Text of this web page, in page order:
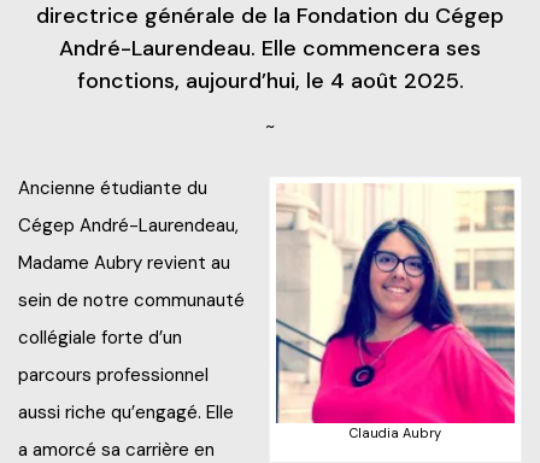
Étudiant d’un jour
Portes ouvertes 2025-2026
Futurs étudiants de l’international
À savoir en tant que parents
Services aux étudiants
Espace CISEP-CO
Perfectionnements professionnels
Francisation
Nos services
Catalogue de formation
Grand public
Administration
Engagement social
Info-Chantiers
Sports, loisirs et camp de jour
Recherche*
directrice générale de la Fondation du Cégep
André-Laurendeau. Elle commencera ses
fonctions, aujourd’hui, le 4 août 2025.
~
Claudia Aubry
Ancienne étudiante du
Cégep André-Laurendeau,
Madame Aubry revient au
sein de notre communauté
collégiale forte d’un
parcours professionnel
aussi riche qu’engagé. Elle
a amorcé sa carrière en